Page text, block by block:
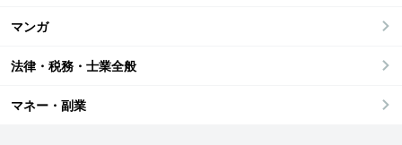
マンガ
法律・税務・士業全般
マネー・副業